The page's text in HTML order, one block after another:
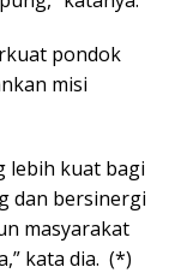
pondok
misi
lebih kuat bagi
dan bersinergi
masyarakat
kata dia. (*)